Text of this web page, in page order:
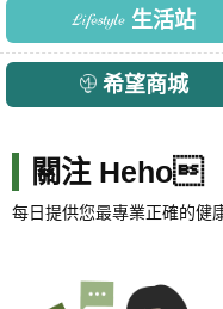
生活站
希望商城
關注 Heho
每日提供您最專業正確的健